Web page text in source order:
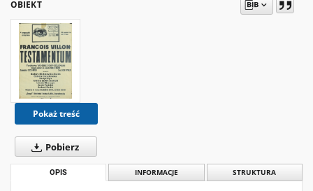
OBIEKT
Pokaż treść
Pobierz
OPIS INFORMACJE STRUKTURA